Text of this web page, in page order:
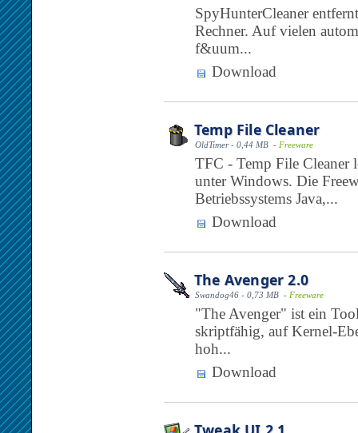
SpyHunterCleaner
Rechner. Auf vielen
f&uum...
Download
Temp File Cleaner
OldTimer - 0,44 MB - Freeware
TFC - Temp File Cleaner
unter Windows. Die
Betriebssystems Java,...
Download
The Avenger 2.0
Swandog46 - 0,73 MB - Freeware
"The Avenger" ist ein
skriptfähig, auf Kernel-
hoh...
Download